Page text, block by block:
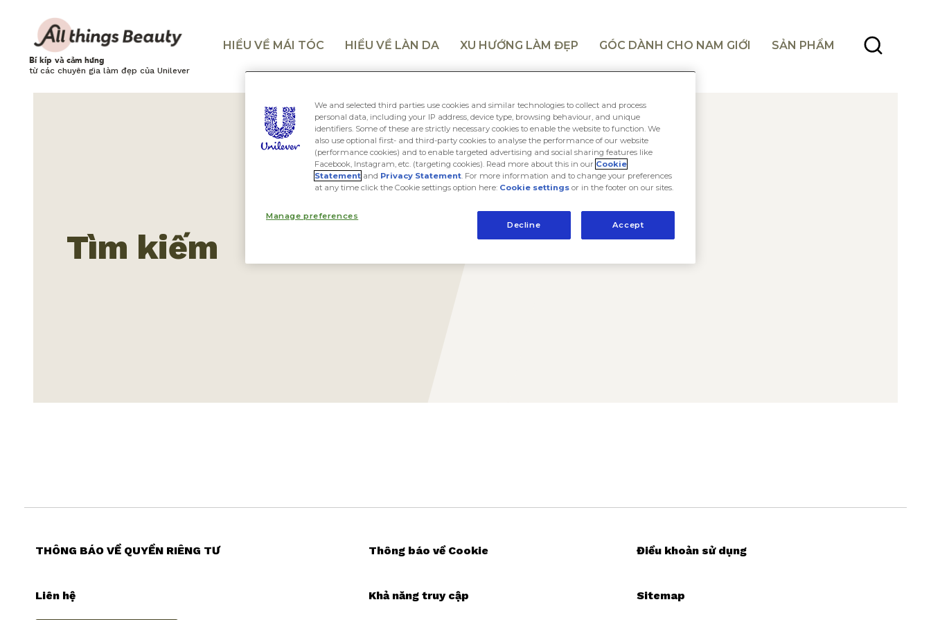
Bí kíp và cảm hứng
từ các chuyên gia làm đẹp của Unilever
HIỂU VỀ MÁI TÓC HIỂU VỀ LÀN DA XU HƯỚNG LÀM ĐẸP GÓC DÀNH CHO NAM GIỚI SẢN PHẨM
Tìm kiếm
THÔNG BÁO VỀ QUYỀN RIÊNG TƯ
Liên hệ
Thông báo về Cookie
Khả năng truy cập
Điều khoản sử dụng
Sitemap
We and selected third parties use cookies and similar technologies to collect and process
personal data, including your IP address, device type, browsing behaviour, and unique
identifiers. Some of these are strictly necessary cookies to enable the website to function. We
also use optional first- and third-party cookies to analyse the performance of our website
(performance cookies) and to enable targeted advertising and social sharing features like
Facebook, Instagram, etc. (targeting cookies). Read more about this in our Cookie
Statement and Privacy Statement. For more information and to change your preferences
at any time click the Cookie settings option here: Cookie settings or in the footer on our sites.
Manage preferences
Decline
Accept